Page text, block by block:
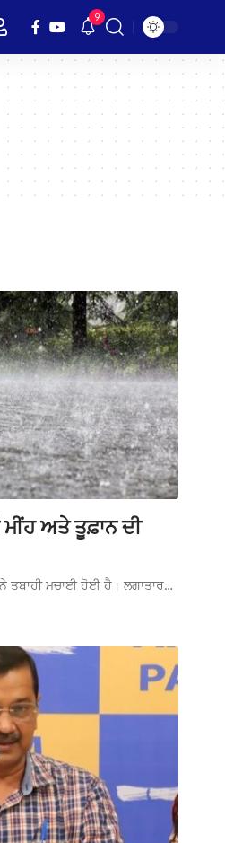
9
ਮੀਂਹ ਅਤੇ ਤੂਫ਼ਾਨ ਦੀ
ਤਬਾਹੀ ਮਚਾਈ ਹੋਈ ਹੈ। ਲਗਾਤਾਰ…